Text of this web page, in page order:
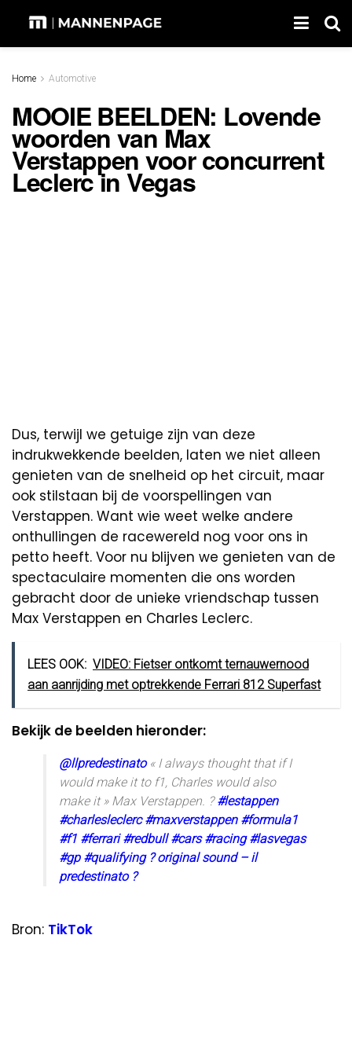
Home Automotive
MOOIE BEELDEN: Lovende
woorden van Max
Verstappen voor concurrent
Leclerc in Vegas
Dus, terwijl we getuige zijn van deze
indrukwekkende beelden, laten we niet alleen
genieten van de snelheid op het circuit, maar
ook stilstaan bij de voorspellingen van
Verstappen. Want wie weet welke andere
onthullingen de racewereld nog voor ons in
petto heeft. Voor nu blijven we genieten van de
spectaculaire momenten die ons worden
gebracht door de unieke vriendschap tussen
Max Verstappen en Charles Leclerc.
LEES OOK: VIDEO: Fietser ontkomt ternauwernood
aan aanrijding met optrekkende Ferrari 812 Superfast
Bekijk de beelden hieronder:
@llpredestinato« I always thought that if I
would make it to f1, Charles would also
make it » Max Verstappen. ?#lestappen
#charlesleclerc #maxverstappen #formula1
#f1 #ferrari #redbull #cars #racing #lasvegas
#gp #qualifying ? original sound – il
predestinato ?
Bron: TikTok